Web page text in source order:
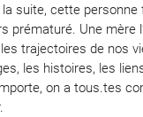
suite, cette
prématuré. Une mère
trajectoires de nos
les histoires, les
on a tous.tes